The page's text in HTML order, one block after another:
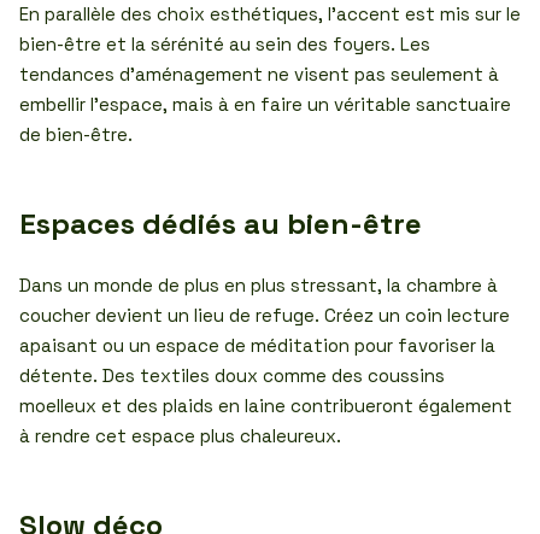
En parallèle des choix esthétiques, l’accent est mis sur le
bien-être et la sérénité au sein des foyers. Les
tendances d’aménagement ne visent pas seulement à
embellir l’espace, mais à en faire un véritable sanctuaire
de bien-être.
Espaces dédiés au bien-être
Dans un monde de plus en plus stressant, la chambre à
coucher devient un lieu de refuge. Créez un coin lecture
apaisant ou un espace de méditation pour favoriser la
détente. Des textiles doux comme des coussins
moelleux et des plaids en laine contribueront également
à rendre cet espace plus chaleureux.
Slow déco